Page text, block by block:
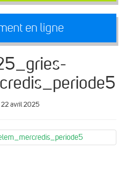
en ligne
22 avril 2025